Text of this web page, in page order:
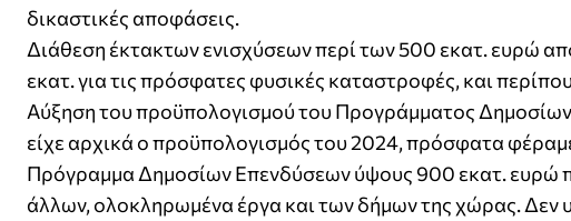
δικαστικές αποφάσεις.
Διάθεση έκτακτων ενισχύσεων περί των 500 εκατ. ευρώ
εκατ. για τις πρόσφατες φυσικές καταστροφές, και
Αύξηση του προϋπολογισμού του Προγράμματος
είχε αρχικά ο προϋπολογισμός του 2024, πρόσφατα
Πρόγραμμα Δημοσίων Επενδύσεων ύψους 900 εκατ. ευρώ
άλλων, ολοκληρωμένα έργα και των δήμων της χώρας.